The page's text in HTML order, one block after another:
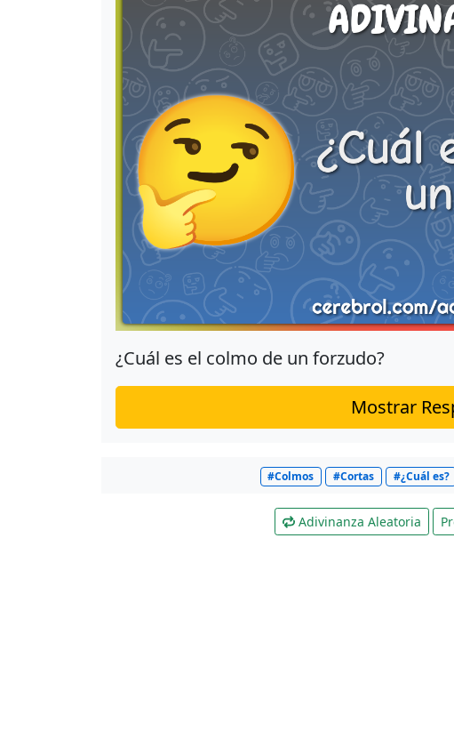
¿Cuál es el colmo de un forzudo?
Mostrar
#Colmos #Cortas #¿Cuál es?
Adivinanza Aleatoria